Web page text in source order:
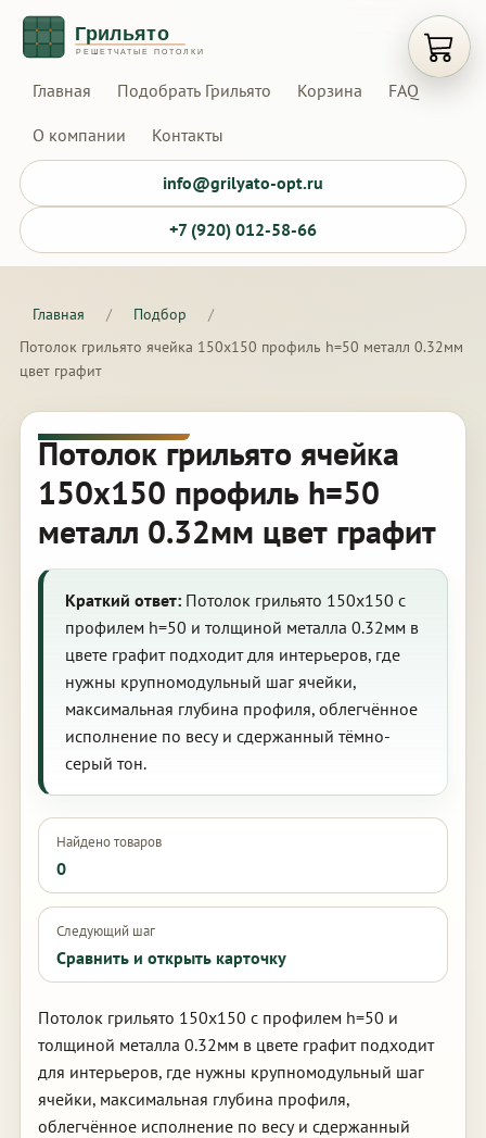
Главная Подобрать Грильято Корзина FAQ
О компании Контакты
info@grilyato-opt.ru
+7 (920) 012-58-66
Главная / Подбор
/
Потолок грильято ячейка 150х150 профиль h=50 металл 0.32мм
цвет графит
Потолок грильято ячейка
150х150 профиль h=50
металл 0.32мм цвет графит
Краткий ответ:Потолок грильято 150х150 с
профилем h=50 и толщиной металла 0.32мм в
цвете графит подходит для интерьеров, где
нужны крупномодульный шаг ячейки,
максимальная глубина профиля, облегчённое
исполнение по весу и сдержанный тёмно-
серый тон.
Найдено товаров
0
Следующий шаг
Сравнить и открыть карточку
Потолок грильято 150х150 с профилем h=50 и
толщиной металла 0.32мм в цвете графит подходит
для интерьеров, где нужны крупномодульный шаг
ячейки, максимальная глубина профиля,
облегчённое исполнение по весу и сдержанный